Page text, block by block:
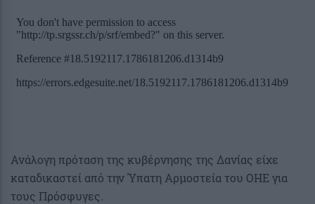
Ανάλογη πρόταση της κυβέρνησης της Δανίας είχε
καταδικαστεί από την Ύπατη Αρμοστεία του ΟΗΕ για
τους Πρόσφυγες.